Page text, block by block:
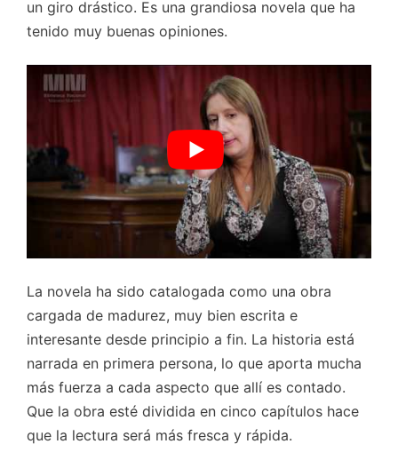
un giro drástico. Es una grandiosa novela que ha
tenido muy buenas opiniones.
La novela ha sido catalogada como una obra
cargada de madurez, muy bien escrita e
interesante desde principio a fin. La historia está
narrada en primera persona, lo que aporta mucha
más fuerza a cada aspecto que allí es contado.
Que la obra esté dividida en cinco capítulos hace
que la lectura será más fresca y rápida.